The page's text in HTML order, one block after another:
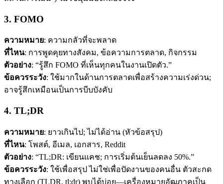
3. FOMO
ความหมาย: ความกลัวที่จะพลาด
ที่ไหน: การพูดคุยทางสังคม, ข้อความการตลาด, กิจกรรม
ตัวอย่าง: “รู้สึก FOMO ที่เห็นทุกคนในงานเปิดตัว.”
ข้อควรระวัง: ใช้มากในด้านการตลาดเพื่อสร้างความเร่งด่วน;
อาจรู้สึกเหมือนเป็นการบีบบังคับ
4. TL;DR
ความหมาย: ยาวเกินไป; ไม่ได้อ่าน (หัวข้อสรุป)
ที่ไหน: โพสต์, อีเมล, เอกสาร, Reddit
ตัวอย่าง: “TL;DR: เขียนแคช; การเริ่มต้นเย็นลดลง 50%.”
ข้อควรระวัง: ใช้เพื่อสรุป ไม่ใช่เพื่อปัดงานของคนอื่น ตัวสะกด
ทางเลือก (TLDR, tl;dr) พบได้บ่อย—เครื่องหมายอัฒภาคเป็น